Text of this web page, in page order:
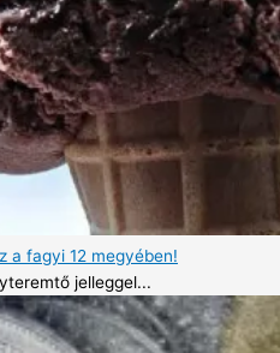
a fagyi 12 megyében!
jelleggel...